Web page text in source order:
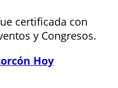
certificada con
y Congresos.
Hoy